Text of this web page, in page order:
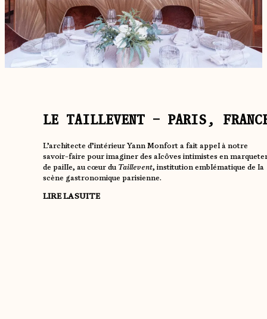
LE TAILLEVENT – PARIS,
L’architecte d’intérieur Yann Monfort a fait appel à notre
savoir-faire pour imaginer des alcôves intimistes en
de paille, au cœur du Taillevent, institution emblématique de la
scène gastronomique parisienne.
LIRE LA SUITE